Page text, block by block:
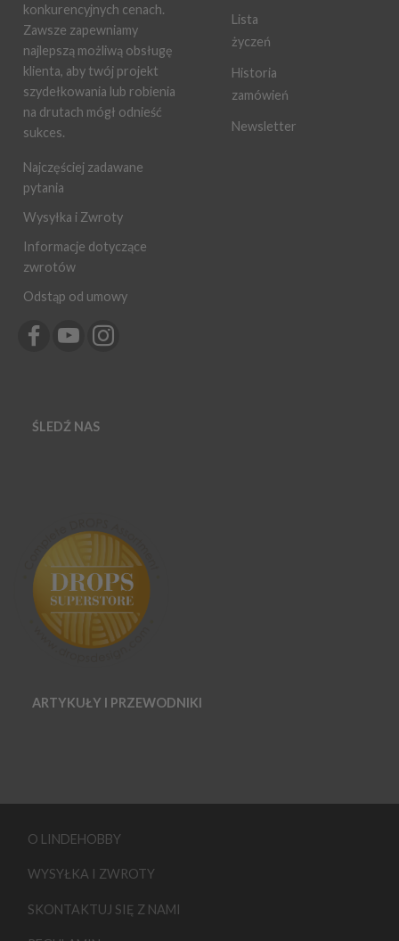
konkurencyjnych cenach.
Zawsze zapewniamy
najlepszą możliwą obsługę
klienta, aby twój projekt
szydełkowania lub robienia
na drutach mógł odnieść
sukces.
Najczęściej zadawane
pytania
Wysyłka i Zwroty
Informacje dotyczące
zwrotów
Odstąp od umowy
Lista
życzeń
Historia
zamówień
Newsletter
ŚLEDŹ NAS
ARTYKUŁY I PRZEWODNIKI
O LINDEHOBBY
WYSYŁKA I ZWROTY
SKONTAKTUJ SIĘ Z NAMI